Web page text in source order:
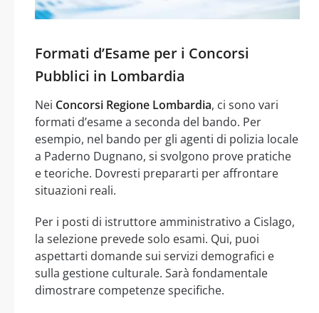
Formati d’Esame per i Concorsi
Pubblici in Lombardia
Nei Concorsi Regione Lombardia, ci sono vari
formati d’esame a seconda del bando. Per
esempio, nel bando per gli agenti di polizia locale
a Paderno Dugnano, si svolgono prove pratiche
e teoriche. Dovresti prepararti per affrontare
situazioni reali.
Per i posti di istruttore amministrativo a Cislago,
la selezione prevede solo esami. Qui, puoi
aspettarti domande sui servizi demografici e
sulla gestione culturale. Sarà fondamentale
dimostrare competenze specifiche.